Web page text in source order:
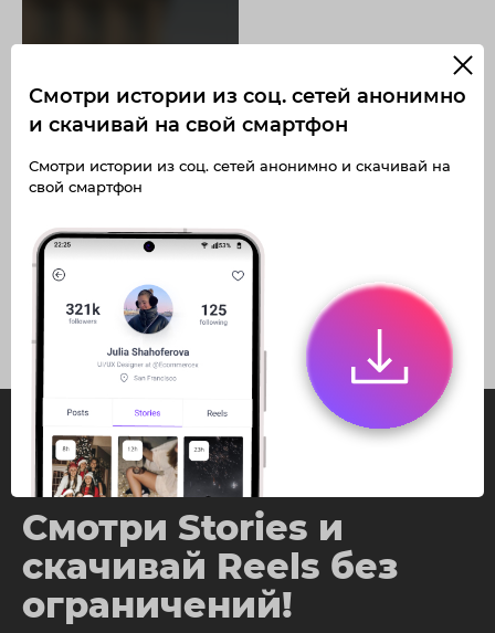
Архивная история
Получите доступ к архивным
публикациям korsunalinaa
Получите доступ к архивным
историям korsunalinaa
Не отвлекайтесь на рекламу
ограничений
InstaPie
Смотри Stories и
скачивай Reels без
ограничений!
Смотри истории из соц. сетей анонимно
и скачивай на свой смартфон
Смотри истории из соц. сетей анонимно и скачивай на
свой смартфон